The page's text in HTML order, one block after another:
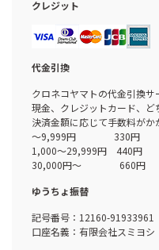
クレジット
代金引換
クロネコヤマトの代金引換サ
現金、クレジットカード、ど
決済金額に応じて手数料がか
～9,999円 330円
1,000～29,999円 440円
30,000円～ 660円
ゆうちょ振替
記号番号：12160-91933961
口座名義：有限会社スミヨシ